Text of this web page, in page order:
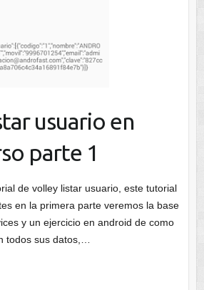
usuario en
parte 1
de volley listar usuario, este tutorial
en la primera parte veremos la base
y un ejercicio en android de como
todos sus datos,…